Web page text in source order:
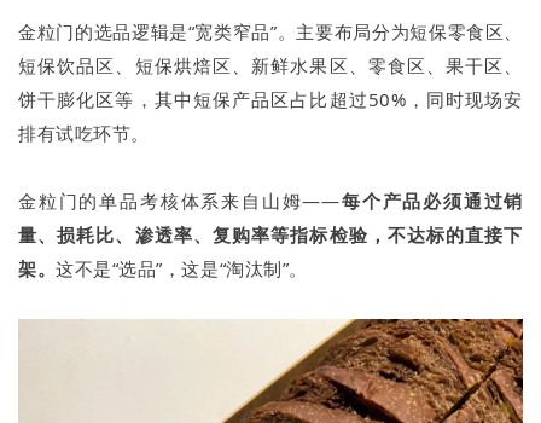
金粒门的选品逻辑是“宽类窄品”。主要布局分为短保零食区、
短保饮品区、短保烘焙区、新鲜水果区、零食区、果干区、
饼干膨化区等，其中短保产品区占比超过50%，同时现场安
排有试吃环节。
金粒门的单品考核体系来自山姆——每个产品必须通过销
量、损耗比、渗透率、复购率等指标检验，不达标的直接下
架。这不是“选品”，这是“淘汰制”。